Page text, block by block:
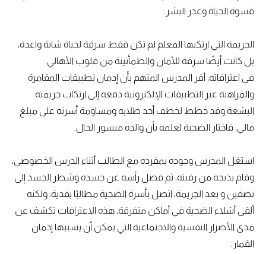
قسوة الحياة وغدر البشر.
الجريمة التي ارتكبها المعلم لم تكن فقط سرقة لحياة شابة واعدة،
بل كانت أيضًا سرقة للأمان والطمأنينة من قلوب الأهالي.
في اعترافاته، أقر المدرس المتهم بأن إدمان تطبيقات المقامرة
والمراهنة عبر التطبيقات الإلكترونية دفعه إلى ارتكاب جريمته
البشعة وقد خطط لخطف أحد طلابه ومساومة أسرته على مبلغ
مالي، فاختار الضحية لعلمه بأن والده ميسور الحال.
استغل المدرس وجوده بمفرده مع الطالب أثناء الدرس الخصوصي،
وقام بذبحه من رقبته، ثم فصل رأسه عن جسده وشطر الجسد إلى
نصفين و بعد الجريمة، اتصل بأسرة الضحية مطالبًا بفدية، ولكنه
ألقى أشلاء الضحية في أماكن متفرقة، هذه الاعترافات تكشف عن
مدى الأضرار النفسية والاجتماعية التي يمكن أن يسببها إدمان
القمار.